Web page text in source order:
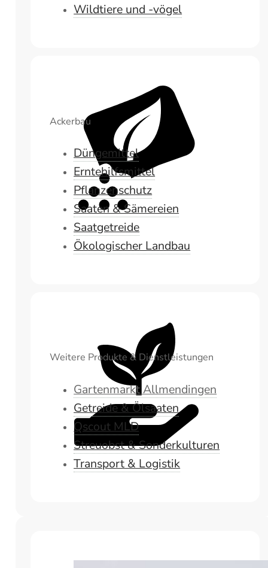
Wildtiere und -vögel
Ackerbau
Düngemittel
Erntehilfsmittel
Pflanzenschutz
Saaten & Sämereien
Saatgetreide
Ökologischer Landbau
Weitere Produkte & Dienstleistungen
Gartenmarkt Allmendingen
Getreide & Ölsaaten
Qscout MLD
Streuobst & Sonderkulturen
Transport & Logistik